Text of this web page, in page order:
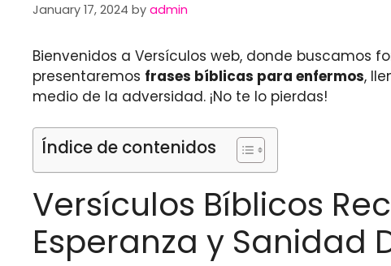
January 17, 2024 by admin
Bienvenidos a Versículos web, donde buscamos
presentaremos frases bíblicas para enfermos,
medio de la adversidad. ¡No te lo pierdas!
Índice de contenidos
Versículos Bíblicos
Esperanza y Sanidad